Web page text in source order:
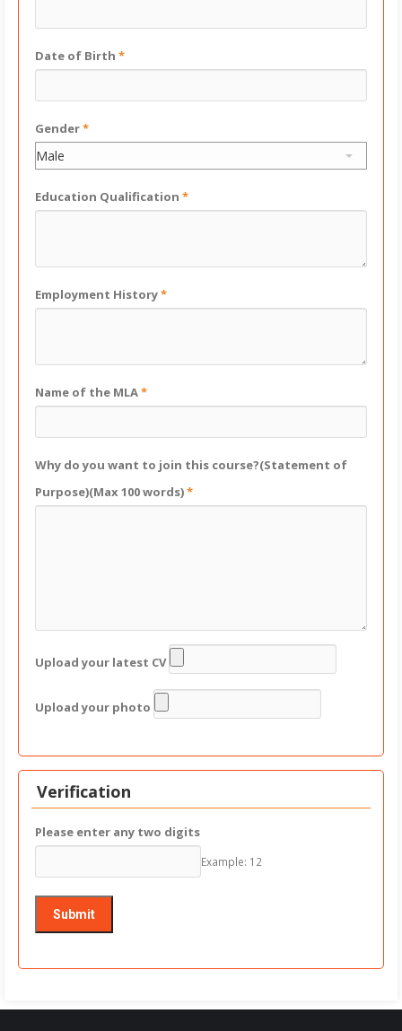
Date of Birth *
Gender*
Education Qualification *
Employment History*
Name of the MLA*
Why do you want to join this course?(Statement of
Purpose)(Max 100 words)*
Upload your latest CV
Upload your photo
Verification
Please enter any two digits
Example: 12